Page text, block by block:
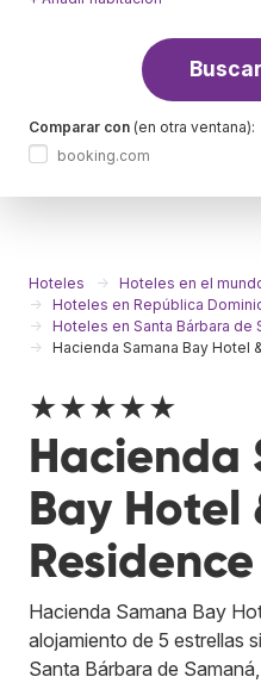
Comparar con (en otra ventana):
booking.com
Hoteles
Hoteles en el
Hoteles en República
Hoteles en Santa Bárbara de
Hacienda Samana Bay Hotel
★★★★★
Hacienda
Bay Hotel
Residence
Hacienda Samana Bay
alojamiento de 5 estrellas
Santa Bárbara de